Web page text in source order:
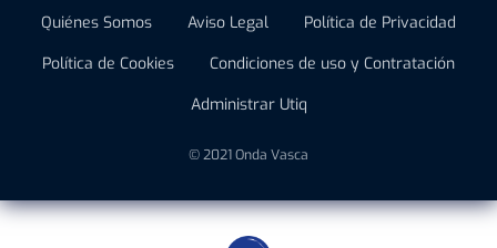
Quiénes Somos Aviso Legal
Política de Privacidad
Política de Cookies
Condiciones de uso y Contratación
Administrar Utiq
© 2021 Onda Vasca